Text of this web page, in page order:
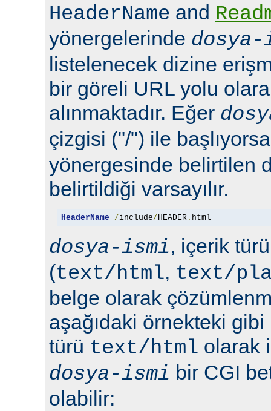
HeaderName and
yönergelerinde
listelenecek dizine
bir göreli URL yolu
alınmaktadır. Eğer
çizgisi ("/") ile
yönergesinde belirtilen
belirtildiği varsayılır.
HeaderName /include/ HEADER. html
dosya-ismi, içerik
(text/html, text/
belge olarak
aşağıdaki örnekteki
türü text/html olarak
dosya-ismi bir CGI
olabilir: